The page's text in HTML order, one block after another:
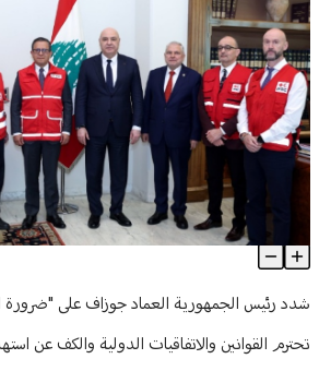
ثقافة ومجتمع
منوعات
ابحث
الرئيس عون يدعو الى الضغط على اسرائيل
Article Content
شدد رئيس الجمهورية العماد جوزاف على "ضرورة
تحترم القوانين والاتفاقيات الدولية والكف عن